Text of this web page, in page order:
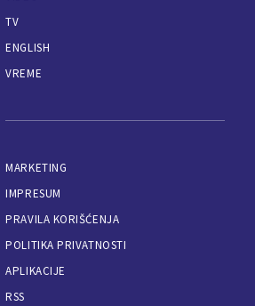
TV
ENGLISH
VREME
MARKETING
IMPRESUM
PRAVILA KORIŠĆENJA
POLITIKA PRIVATNOSTI
APLIKACIJE
RSS